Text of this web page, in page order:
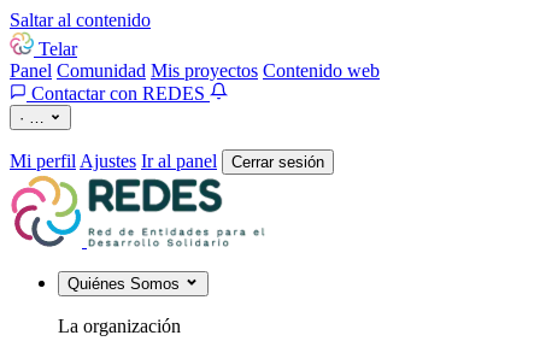
Saltar al contenido
Telar
Panel Comunidad Mis proyectos Contenido web
Contactar con REDES
· …
Mi perfil Ajustes Ir al panel Cerrar sesión
Quiénes Somos
La organización